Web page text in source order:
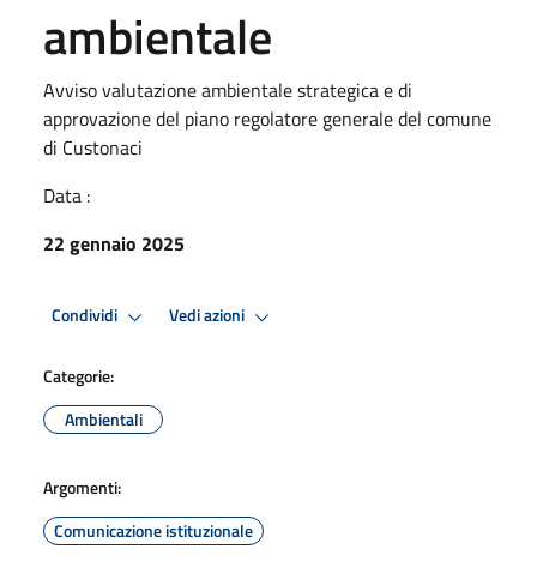
ambientale
Avviso valutazione ambientale strategica e di
approvazione del piano regolatore generale del comune
di Custonaci
Data :
22 gennaio 2025
Condividi Vedi azioni
Categorie:
Ambientali
Argomenti:
Comunicazione istituzionale